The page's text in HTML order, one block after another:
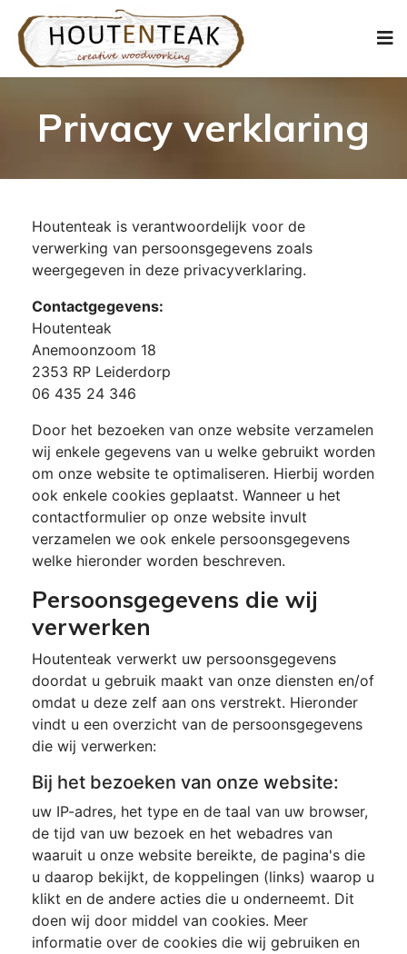
Privacy verklaring
Houtenteak is verantwoordelijk voor de
verwerking van persoonsgegevens zoals
weergegeven in deze privacyverklaring.
Contactgegevens:
Houtenteak
Anemoonzoom 18
2353 RP Leiderdorp
06 435 24 346
Door het bezoeken van onze website verzamelen
wij enkele gegevens van u welke gebruikt worden
om onze website te optimaliseren. Hierbij worden
ook enkele cookies geplaatst. Wanneer u het
contactformulier op onze website invult
verzamelen we ook enkele persoonsgegevens
welke hieronder worden beschreven.
Persoonsgegevens die wij
verwerken
Houtenteak verwerkt uw persoonsgegevens
doordat u gebruik maakt van onze diensten en/of
omdat u deze zelf aan ons verstrekt. Hieronder
vindt u een overzicht van de persoonsgegevens
die wij verwerken:
Bij het bezoeken van onze website:
uw IP-adres, het type en de taal van uw browser,
de tijd van uw bezoek en het webadres van
waaruit u onze website bereikte, de pagina's die
u daarop bekijkt, de koppelingen (links) waarop u
klikt en de andere acties die u onderneemt. Dit
doen wij door middel van cookies. Meer
informatie over de cookies die wij gebruiken en